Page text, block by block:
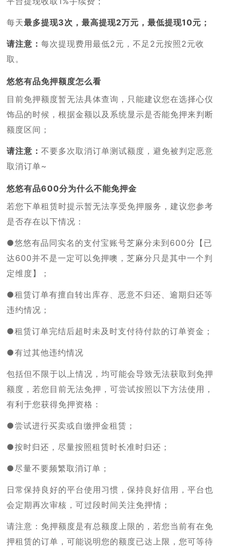
每天最多提现3次，最高提现2万元，最低提现10元；
请注意：每次提现费用最低2元，不足2元按照2元收
取。
悠悠有品免押额度怎么看
目前免押额度暂无法具体查询，只能建议您在选择心仪
饰品的时候，根据金额以及系统显示是否能免押来判断
额度区间；
请注意：不要多次取消订单测试额度，避免被判定恶意
取消订单~
悠悠有品600分为什么不能免押金
若您下单租赁时提示暂无法享受免押服务，建议您参考
是否存在以下情况：
●悠悠有品同实名的支付宝账号芝麻分未到600分【已
达600并不是一定可以免押噢，芝麻分只是其中一个判
定维度】；
●租赁订单有擅自转出库存、恶意不归还、逾期归还等
违约情况；
●租赁订单完结后超时未及时支付待付款的订单资金；
●有过其他违约情况
包括但不限于以上情况，均可能会导致无法获取到免押
额度，若您目前无法免押，可尝试按照以下方法使用，
有利于您获得免押资格：
●尝试进行买卖或自缴押金租赁；
●按时归还，尽量按照租赁时长准时归还；
●尽量不要频繁取消订单；
日常保持良好的平台使用习惯，保持良好信用，平台也
会定期再次审核，可过段时间关注免押情；
请注意：免押额度是有总额度上限的，若您当前有在免
押租赁的订单，可能说明您的额度已达上限，您可等待